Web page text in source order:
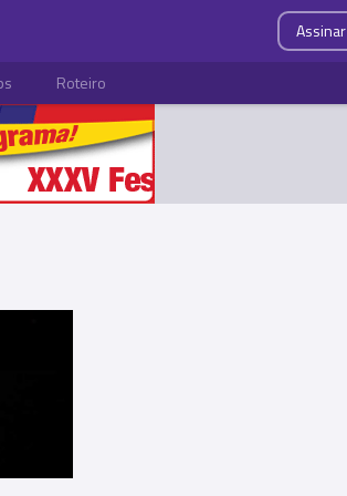
Assinar
Roteiro